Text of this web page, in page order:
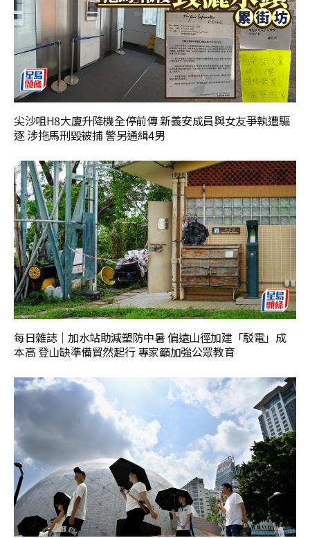
尖沙咀H8大廈升降機全停前傳 新義安成員與女友爭執遭驅
逐 涉拖馬刑毀被捕 警另通緝4男
每日雜誌｜加水站助減塑防中暑 偏遠山徑加建「駁電」成
本高 登山缺準備貿然起行 專家籲加強公眾教育